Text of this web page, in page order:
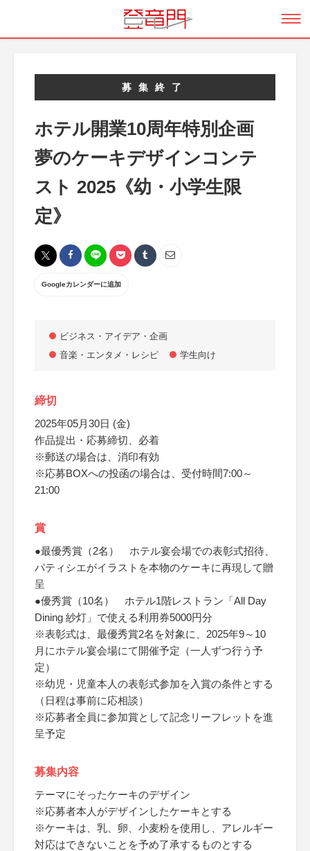
募集終了
ホテル開業10周年特別企画
夢のケーキデザインコンテ
スト 2025《幼・小学生限
定》
Googleカレンダーに追加
ビジネス・アイデア・企画
音楽・エンタメ・レシピ
学生向け
締切
2025年05月30日 (金)
作品提出・応募締切、必着
※郵送の場合は、消印有効
※応募BOXへの投函の場合は、受付時間7:00～
21:00
賞
●最優秀賞（2名） ホテル宴会場での表彰式招待、
パティシエがイラストを本物のケーキに再現して贈
呈
●優秀賞（10名） ホテル1階レストラン「All Day
Dining 紗灯」で使える利用券5000円分
※表彰式は、最優秀賞2名を対象に、2025年9～10
月にホテル宴会場にて開催予定（一人ずつ行う予
定）
※幼児・児童本人の表彰式参加を入賞の条件とする
（日程は事前に応相談）
※応募者全員に参加賞として記念リーフレットを進
呈予定
募集内容
テーマにそったケーキのデザイン
※応募者本人がデザインしたケーキとする
※ケーキは、乳、卵、小麦粉を使用し、アレルギー
対応はできないことを予め了承するものとする